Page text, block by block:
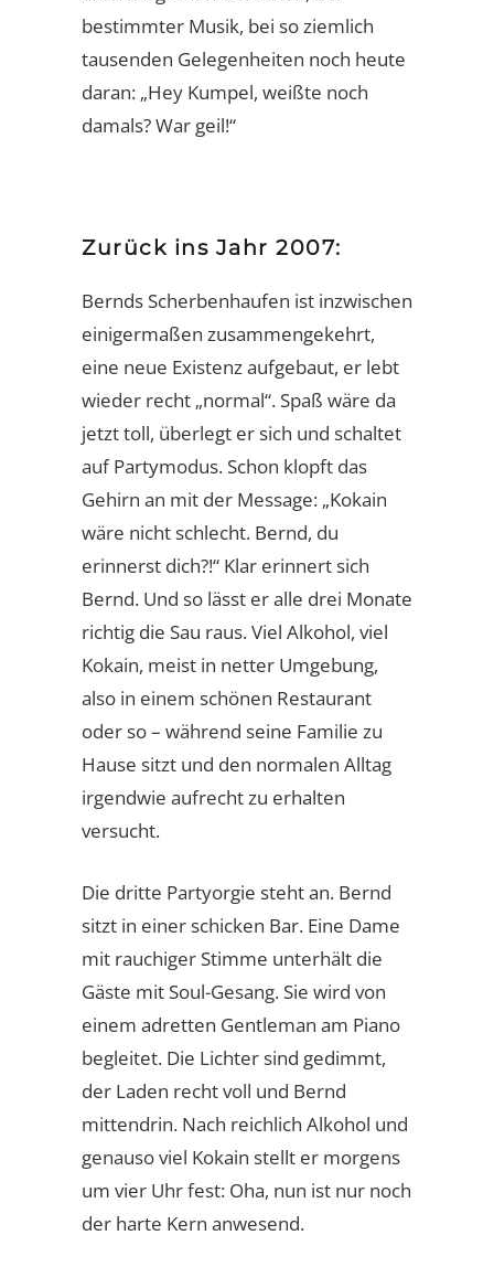
bestimmter Musik, bei so ziemlich
tausenden Gelegenheiten noch heute
daran: „Hey Kumpel, weißte noch
damals? War geil!“
Zurück ins Jahr 2007:
Bernds Scherbenhaufen ist inzwischen
einigermaßen zusammengekehrt,
eine neue Existenz aufgebaut, er lebt
wieder recht „normal“. Spaß wäre da
jetzt toll, überlegt er sich und schaltet
auf Partymodus. Schon klopft das
Gehirn an mit der Message: „Kokain
wäre nicht schlecht. Bernd, du
erinnerst dich?!“ Klar erinnert sich
Bernd. Und so lässt er alle drei Monate
richtig die Sau raus. Viel Alkohol, viel
Kokain, meist in netter Umgebung,
also in einem schönen Restaurant
oder so – während seine Familie zu
Hause sitzt und den normalen Alltag
irgendwie aufrecht zu erhalten
versucht.
Die dritte Partyorgie steht an. Bernd
sitzt in einer schicken Bar. Eine Dame
mit rauchiger Stimme unterhält die
Gäste mit Soul-Gesang. Sie wird von
einem adretten Gentleman am Piano
begleitet. Die Lichter sind gedimmt,
der Laden recht voll und Bernd
mittendrin. Nach reichlich Alkohol und
genauso viel Kokain stellt er morgens
um vier Uhr fest: Oha, nun ist nur noch
der harte Kern anwesend.